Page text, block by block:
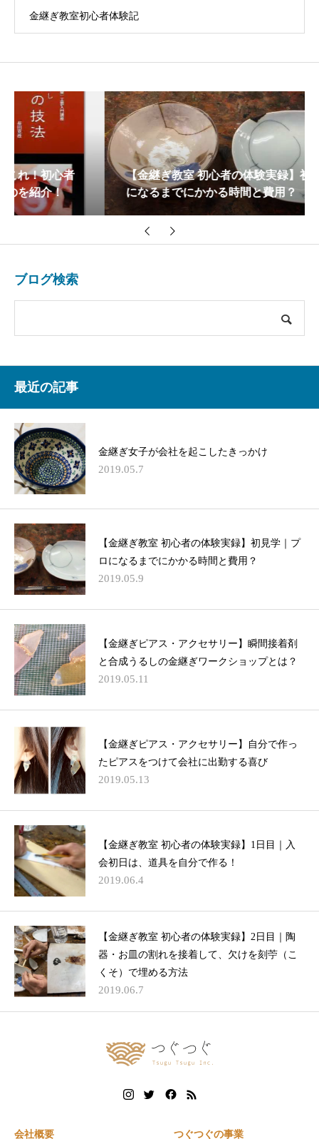
金継ぎ教室初心者体験記
【金継ぎ教室 初心者の体験実録】初見学｜プロ
になるまでにかかる時間と費用？
ブログ検索
最近の記事
金継ぎ女子が会社を起こしたきっかけ
2019.05.7
【金継ぎ教室 初心者の体験実録】初見学｜プ
ロになるまでにかかる時間と費用？
2019.05.9
【金継ぎピアス・アクセサリー】瞬間接着剤
と合成うるしの金継ぎワークショップとは？
2019.05.11
【金継ぎピアス・アクセサリー】自分で作っ
たピアスをつけて会社に出勤する喜び
2019.05.13
【金継ぎ教室 初心者の体験実録】1日目｜入
会初日は、道具を自分で作る！
2019.06.4
【金継ぎ教室 初心者の体験実録】2日目｜陶
器・お皿の割れを接着して、欠けを刻苧（こ
くそ）で埋める方法
2019.06.7
会社概要 つぐつぐの事業